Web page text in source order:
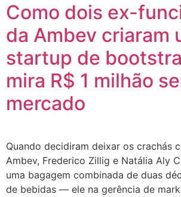
Como dois ex-
da Ambev criaram
startup de
mira R$ 1 milhão
mercado
Quando decidiram deixar os crachás
Ambev, Frederico Zillig e Natália Aly
uma bagagem combinada de duas
de bebidas — ele na gerência de